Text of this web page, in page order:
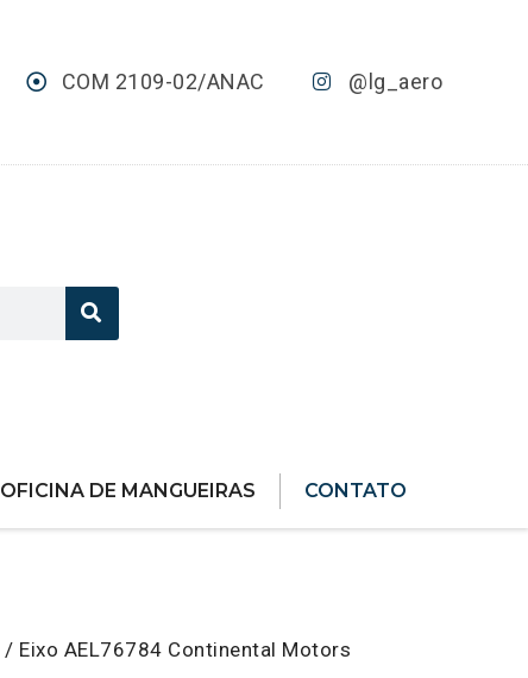
COM 2109-02/ANAC @lg_aero
OFICINA DE MANGUEIRAS CONTATO
/ Eixo AEL76784 Continental Motors